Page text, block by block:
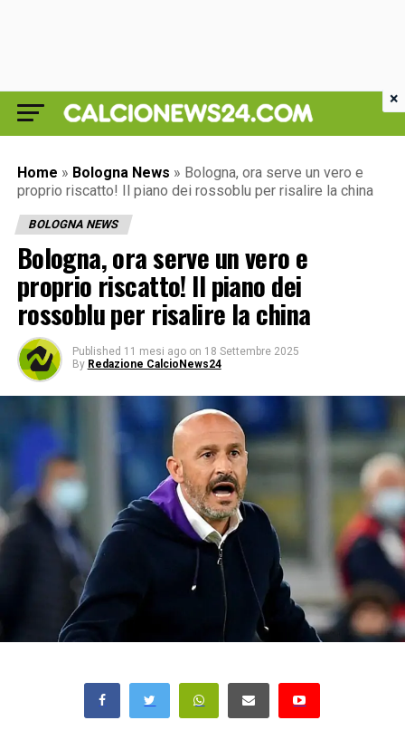
Home » Bologna News » Bologna, ora serve un vero e
proprio riscatto! Il piano dei rossoblu per risalire la china
BOLOGNA NEWS
Bologna, ora serve un vero e
proprio riscatto! Il piano dei
rossoblu per risalire la china
Published 11 mesi ago on 18 Settembre 2025
By Redazione CalcioNews24
×